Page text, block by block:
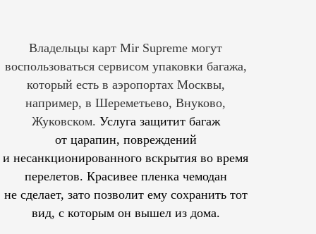
Владельцы карт Mir Supreme могут
воспользоваться сервисом упаковки багажа,
который есть в аэропортах Москвы,
например, в Шереметьево, Внуково,
Жуковском. Услуга защитит багаж
от царапин, повреждений
и несанкционированного вскрытия во время
перелетов. Красивее пленка чемодан
не сделает, зато позволит ему сохранить тот
вид, с которым он вышел из дома.